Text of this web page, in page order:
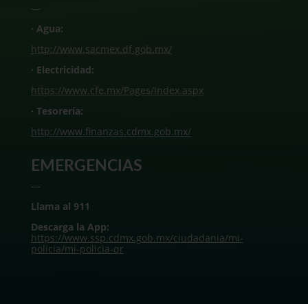
—
· Agua:
http://www.sacmex.df.gob.mx/
· Electricidad:
https://www.cfe.mx/Pages/Index.aspx
· Tesorería:
http://www.finanzas.cdmx.gob.mx/
EMERGENCIAS
—
Llama al 911
Descarga la App:
https://www.ssp.cdmx.gob.mx/ciudadania/mi-
policia/mi-policia-qr